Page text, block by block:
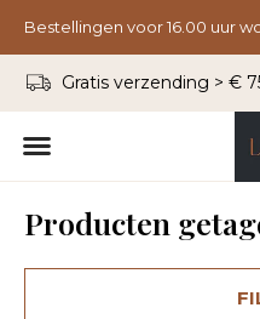
Gratis verzending > € 75,-
Producten